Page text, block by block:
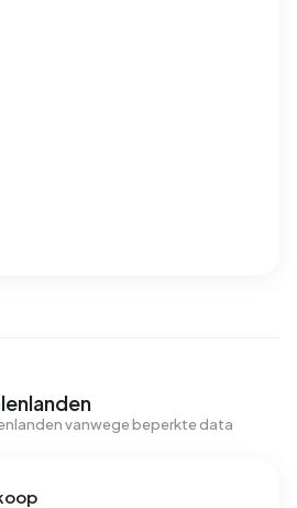
vanwege beperkte data